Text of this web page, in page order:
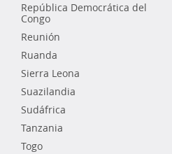
República Democrática del
Congo
Reunión
Ruanda
Sierra Leona
Suazilandia
Sudáfrica
Tanzania
Togo